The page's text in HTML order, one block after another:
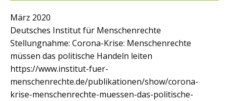
März 2020
Deutsches Institut für Menschenrechte
Stellungnahme: Corona-Krise: Menschenrechte
müssen das politische Handeln leiten
https://www.institut-fuer-
menschenrechte.de/publikationen/show/corona-
krise-menschenrechte-muessen-das-politische-